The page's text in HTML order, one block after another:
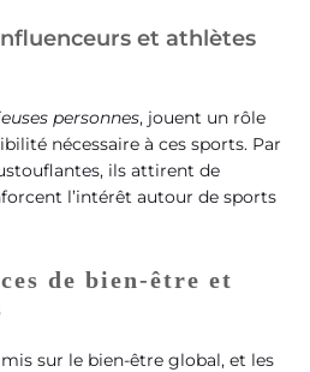
et athlètes
personnes, jouent un rôle
nécessaire à ces sports. Par
ils attirent de
l’intérêt autour de sports
de bien-être et
sur le bien-être global, et les